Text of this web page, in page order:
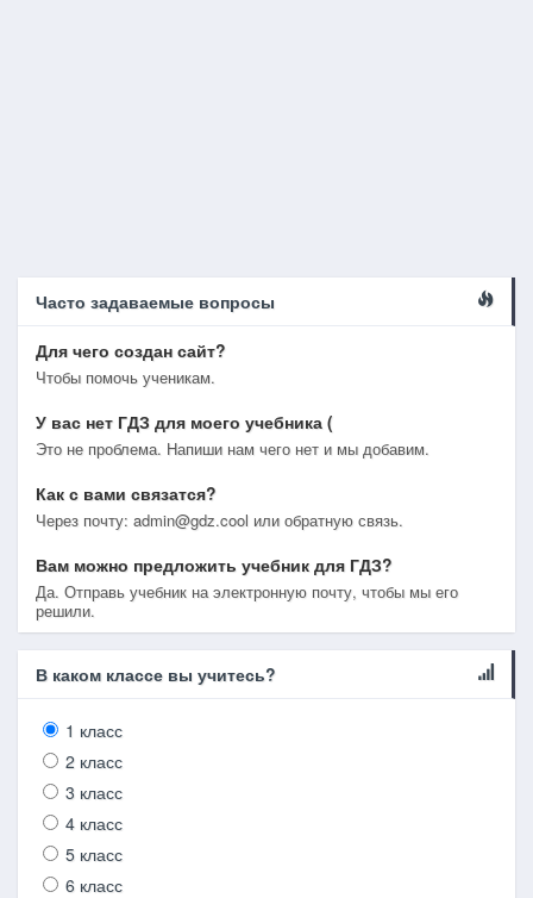
Часто задаваемые вопросы
Для чего создан сайт?
Чтобы помочь ученикам.
У вас нет ГДЗ для моего учебника (
Это не проблема. Напиши нам чего нет и мы добавим.
Как с вами связатся?
Через почту: admin@gdz.cool или обратную связь.
Вам можно предложить учебник для ГДЗ?
Да. Отправь учебник на электронную почту, чтобы мы его
решили.
В каком классе вы учитесь?
1 класс
2 класс
3 класс
4 класс
5 класс
6 класс